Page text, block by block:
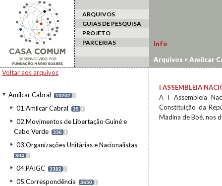
ARQUIVOS
GUIAS DE PESQUISA
PROJETO
PARCERIAS
Voltar aos arquivos
Amílcar Cabral 10202 I
01.Amílcar Cabral 39 I
02.Movimentos de Libertação Guiné e
Cabo Verde
336 I
03.Organizações Unitárias e Nacionalistas
304 I
04.PAIGC 3382 I
05.Correspondência 4650 I
Info
Arquivos >Amílcar
Popular
I ASSEMBLEIA
A I Assembleia
Constituição da
Madina de Boé, nos